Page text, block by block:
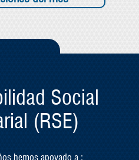
Social
(RSE)
hemos apoyado a :